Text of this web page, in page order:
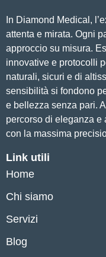
In Diamond Medical,
attenta e mirata. Ogni
approccio su misura.
innovative e protocolli
naturali, sicuri e di
sensibilità si fondono
e bellezza senza pari.
percorso di eleganza e
con la massima
Link utili
Home
Chi siamo
Servizi
Blog